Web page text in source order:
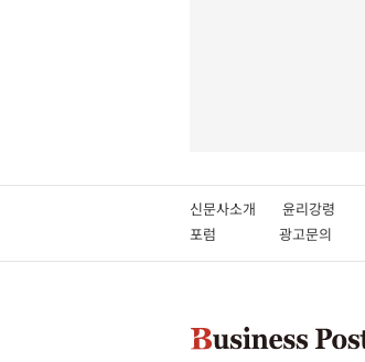
신문사소개 윤리강령
포럼
광고문의